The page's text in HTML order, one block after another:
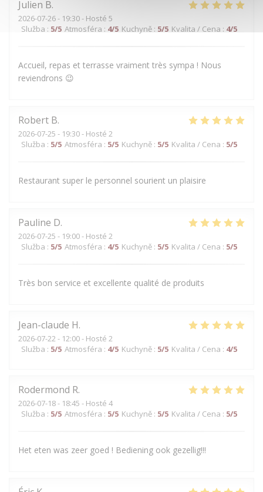
Julien B
2026-07-26- 19:30 - Hosté 5
Služba : 5/5 Atmosféra : 4/5 Kuchyně : 5/5 Kvalita / Cena : 4/5
Accueil, repas et terrasse vraiment très sympa ! Nous
reviendrons 😉
Robert B
2026-07-25 - 19:30 - Hosté 2
Služba : 5/5 Atmosféra : 5/5 Kuchyně : 5/5 Kvalita / Cena : 5/5
Restaurant super le personnel sourient un plaisire
Pauline D
2026-07-25 - 19:00 - Hosté 2
Služba : 5/5 Atmosféra : 4/5 Kuchyně : 5/5 Kvalita / Cena : 5/5
Très bon service et excellente qualité de produits
Jean-claude H
2026-07-22 - 12:00 - Hosté 2
Služba : 5/5 Atmosféra : 4/5 Kuchyně : 5/5 Kvalita / Cena : 4/5
Rodermond R
2026-07-18- 18:45 - Hosté 4
Služba : 5/5 Atmosféra : 5/5 Kuchyně : 5/5 Kvalita / Cena : 5/5
Het eten was zeer goed ! Bediening ook gezellig!!!